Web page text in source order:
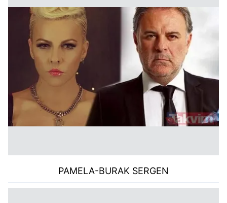
PAMELA-BURAK SERGEN